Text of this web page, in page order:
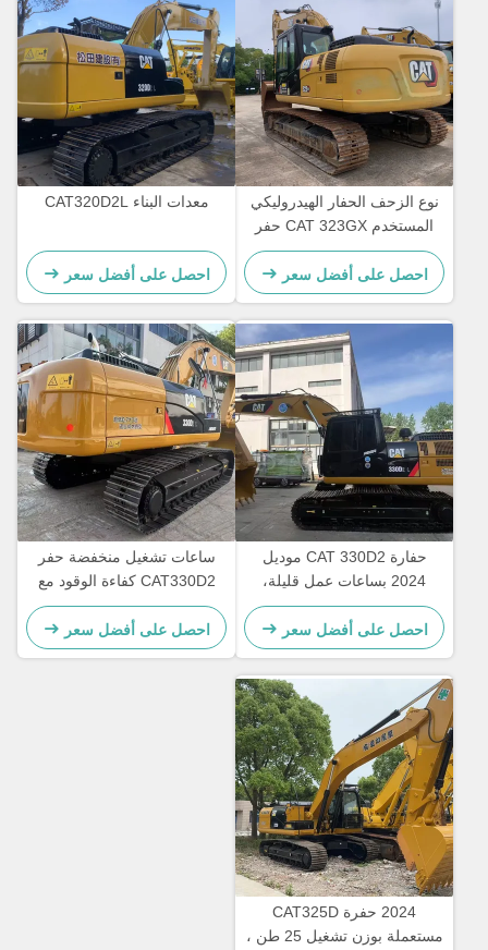
نوع الزحف الحفار الهيدروليكي
المستخدم CAT 323GX حفر
اليد الثانية 21800kg
احصل على أفضل سعر
معدات البناء CAT320D2L
احصل على أفضل سعر
حفارة CAT 330D2 موديل
2024 بساعات عمل قليلة،
مزودة بمحرك CAT7.1ACERT
وسرعة مقدرة تبلغ 5.3 كم/
ساعة
احصل على أفضل سعر
ساعات تشغيل منخفضة حفر
CAT330D2 كفاءة الوقود مع
تحتية دائمة والقدرة على 30
طن
احصل على أفضل سعر
2024 حفرة CAT325D
مستعملة بوزن تشغيل 25 طن ،